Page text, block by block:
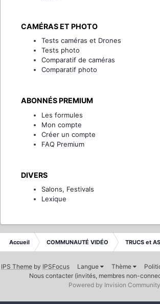
CAMÉRAS ET PHOTO
Tests caméras et Drones
Tests photo
Comparatif de caméras
Comparatif photo
ABONNÉS PREMIUM
Les formules
Mon compte
Créer un compte
FAQ Premium
DIVERS
Salons, Festivals
Lexique
Accueil COMMUNAUTÉ VIDÉO TRUCS et
IPS Theme by IPSFocus Langue Thème
Nous contacter (invités, membres non-
Powered by Invision Community